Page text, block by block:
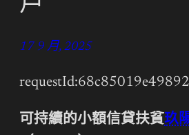
戶
17 9 月, 2025
可持續的小額信貸扶貧玖